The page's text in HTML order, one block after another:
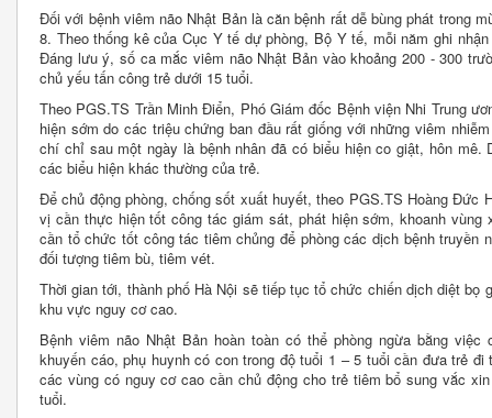
Đối với bệnh viêm não Nhật Bản là căn bệnh rất dễ bùng phát trong
8. Theo thống kê của Cục Y tế dự phòng, Bộ Y tế, mỗi năm ghi
Đáng lưu ý, số ca mắc viêm não Nhật Bản vào khoảng 200 - 300
chủ yếu tấn công trẻ dưới 15 tuổi.
Theo PGS.TS Trần Minh Điển, Phó Giám đốc Bệnh viện Nhi Trung
hiện sớm do các triệu chứng ban đầu rất giống với những viêm
chí chỉ sau một ngày là bệnh nhân đã có biểu hiện co giật, hôn mê.
các biểu hiện khác thường của trẻ.
Để chủ động phòng, chống sốt xuất huyết, theo PGS.TS Hoàng Đức
vị cần thực hiện tốt công tác giám sát, phát hiện sớm, khoanh
cần tổ chức tốt công tác tiêm chủng để phòng các dịch bệnh truyền
đối tượng tiêm bù, tiêm vét.
Thời gian tới, thành phố Hà Nội sẽ tiếp tục tổ chức chiến dịch diệt bọ
khu vực nguy cơ cao.
Bệnh viêm não Nhật Bản hoàn toàn có thể phòng ngừa bằng
khuyến cáo, phụ huynh có con trong độ tuổi 1 – 5 tuổi cần đưa trẻ
các vùng có nguy cơ cao cần chủ động cho trẻ tiêm bổ sung vắc
tuổi.